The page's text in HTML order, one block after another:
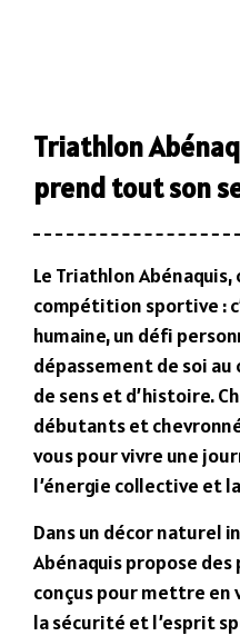
Triathlon
prend tout son
Le Triathlon Abénaquis,
compétition sportive :
humaine, un défi
dépassement de soi
de sens et d’histoire.
débutants et
vous pour vivre une
l’énergie collective et
Dans un décor naturel
Abénaquis propose
conçus pour mettre en
la sécurité et l’esprit